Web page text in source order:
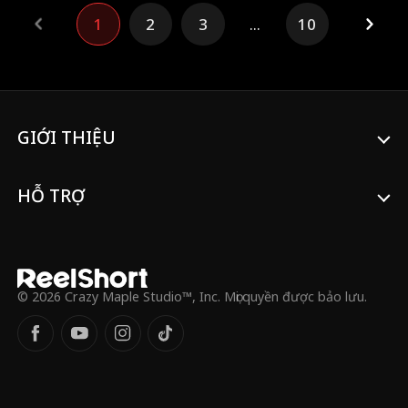
Katie lột xác, giành lại vương miện và khiến
tất cả hối hận vì đã đánh giá thấp cô.
1 2 3 ... 10
GIỚI THIỆU
HỖ TRỢ
© 2026 Crazy Maple Studio™, Inc. Mọi quyền được bảo lưu.